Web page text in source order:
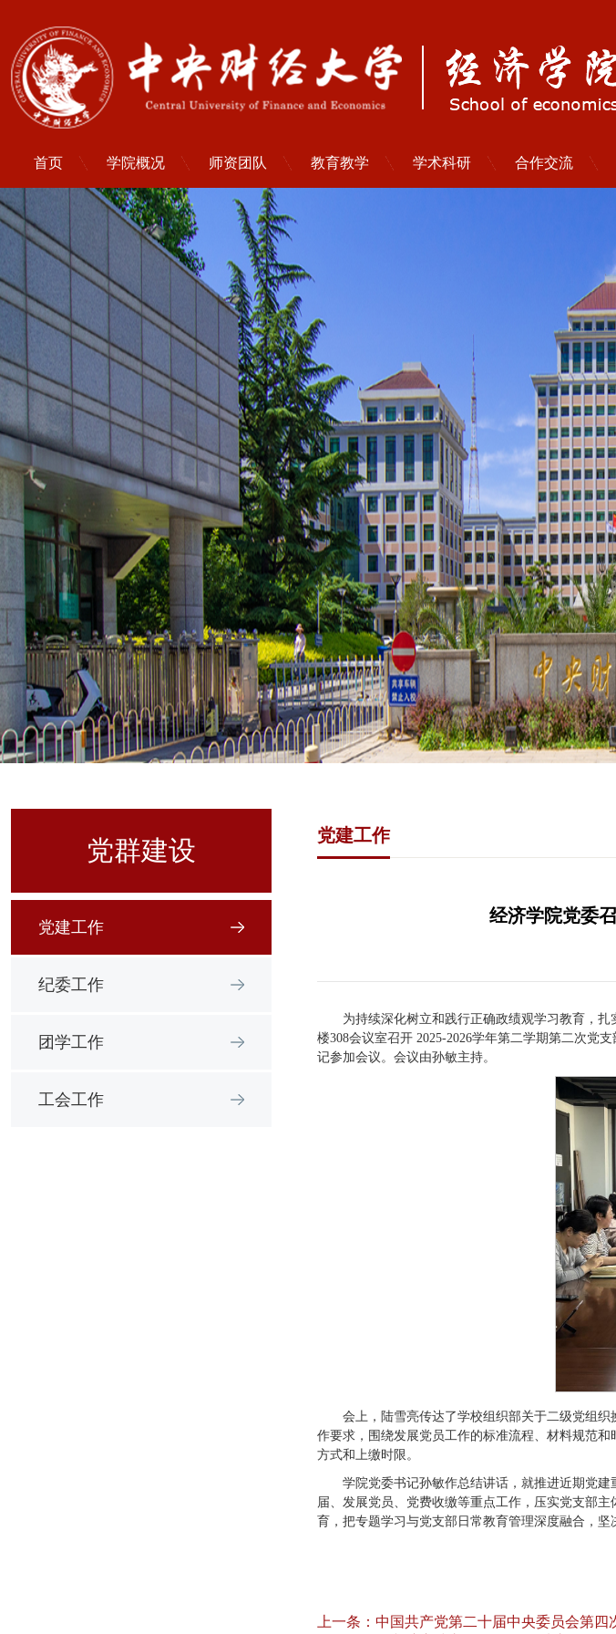
首页 学院概况 师资团队 教育教学 学术科研 合作交流
党群建设
党建工作
纪委工作
团学工作
工会工作
党建工作
经济学院党委
为持续深化树立和践行正确政绩观学习教育，
楼308会议室召开 2025-2026学年第二学期第二次党
记参加会议。会议由孙敏主持。
会上，陆雪亮传达了学校组织部关于二级党组
作要求，围绕发展党员工作的标准流程、材料规范
方式和上缴时限。
学院党委书记孙敏作总结讲话，就推进近期党
届、发展党员、党费收缴等重点工作，压实党支部
育，把专题学习与党支部日常教育管理深度融合，
上一条： 中国共产党第二十届中央委员会第四